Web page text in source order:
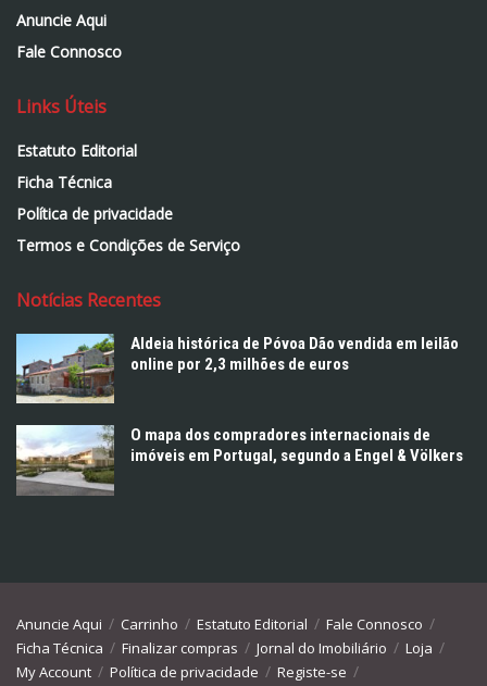
Anuncie Aqui
Fale Connosco
Links Úteis
Estatuto Editorial
Ficha Técnica
Política de privacidade
Termos e Condições de Serviço
Notícias Recentes
Aldeia histórica de Póvoa Dão vendida em leilão
online por 2,3 milhões de euros
O mapa dos compradores internacionais de
imóveis em Portugal, segundo a Engel & Völkers
Anuncie Aqui Carrinho Estatuto Editorial
Fale Connosco
Ficha Técnica
Finalizar compras Jornal do Imobiliário
Loja
My Account
Política de privacidade
Registe-se